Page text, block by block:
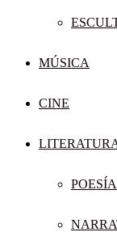
MÚSICA
CINE
POESÍA